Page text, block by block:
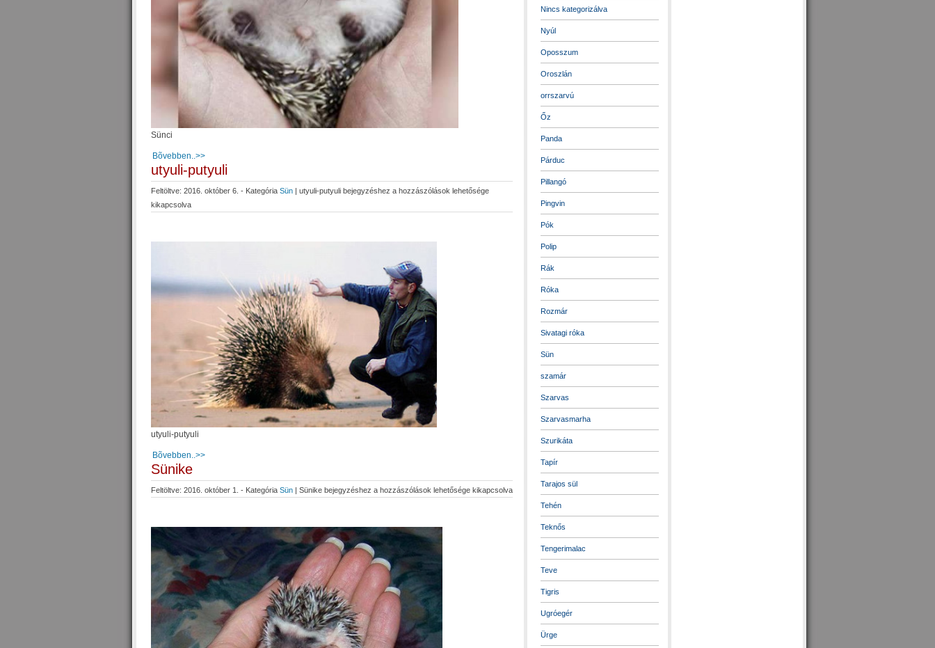
Sünci
Bõvebben..>>
utyuli-putyuli
Feltöltve: 2016. október 6. - Kategória Sün | utyuli-putyuli bejegyzéshez a hozzászólások lehetősége
kikapcsolva
utyuli-putyuli
Bõvebben..>>
Sünike
Feltöltve: 2016. október 1. - Kategória Sün | Sünike bejegyzéshez a hozzászólások lehetősége kikapcsolva
Nincs kategorizálva
Nyúl
Oposszum
Oroszlán
orrszarvú
Őz
Panda
Párduc
Pillangó
Pingvin
Pók
Polip
Rák
Róka
Rozmár
Sivatagi róka
Sün
szamár
Szarvas
Szarvasmarha
Szurikáta
Tapír
Tarajos sül
Tehén
Teknős
Tengerimalac
Teve
Tigris
Ugróegér
Ürge